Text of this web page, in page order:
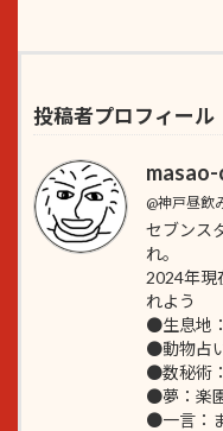
投稿者プロフィール
masao-
@神戸昼飲
セブンス
れ。
2024年現
れよう
●生息地
●動物占
●数秘術
●夢：楽
●一言：